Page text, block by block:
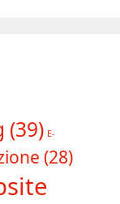
(39) E-
(28)